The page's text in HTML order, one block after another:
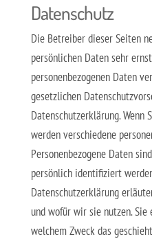
Datenschutz
Die Betreiber dieser Seiten
persönlichen Daten sehr
personenbezogenen Daten
gesetzlichen
Datenschutzerklärung. Wenn
werden verschiedene
Personenbezogene Daten
persönlich identifiziert
Datenschutzerklärung
und wofür wir sie nutzen.
welchem Zweck das